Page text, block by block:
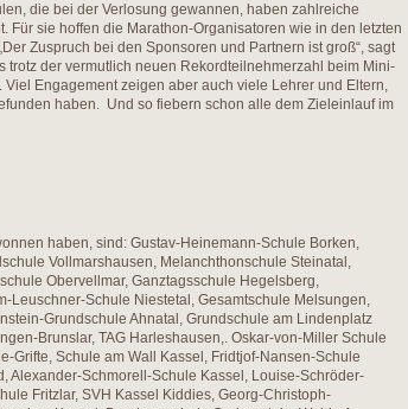
die bei der Verlosung gewannen, haben zahlreiche
Für sie hoffen die Marathon-Organisatoren wie in den letzten
Zuspruch bei den Sponsoren und Partnern ist groß“, sagt
trotz der vermutlich neuen Rekordteilnehmerzahl beim Mini-
Engagement zeigen aber auch viele Lehrer und Eltern,
haben. Und so fiebern schon alle dem Zieleinlauf im
haben, sind: Gustav-Heinemann-Schule Borken,
Vollmarshausen, Melanchthonschule Steinatal,
Obervellmar, Ganztagsschule Hegelsberg,
Leuschner-Schule Niestetal, Gesamtschule Melsungen,
Grundschule Ahnatal, Grundschule am Lindenplatz
Brunslar, TAG Harleshausen,. Oskar-von-Miller Schule
Grifte, Schule am Wall Kassel, Fridtjof-Nansen-Schule
Alexander-Schmorell-Schule Kassel, Louise-Schröder-
Fritzlar, SVH Kassel Kiddies, Georg-Christoph-